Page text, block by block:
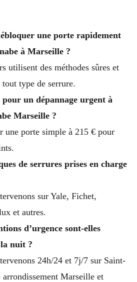
une porte rapidement
à Marseille ?
utilisent des méthodes sûres et
type de serrure.
un dépannage urgent à
Marseille ?
une porte simple à 215 € pour
de serrures prises en charge
sur Yale, Fichet,
et autres.
d’urgence sont-elles
nuit ?
24h/24 et 7j/7 sur Saint-
arrondissement Marseille et